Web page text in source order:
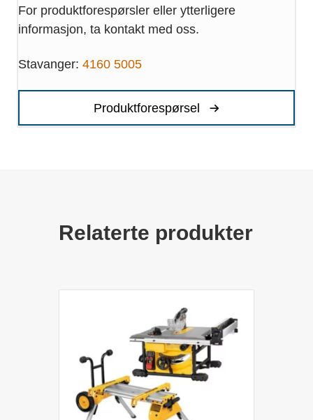
For produktforespørsler eller ytterligere
informasjon, ta kontakt med oss.
Stavanger: 4160 5005
Produktforespørsel
Relaterte produkter